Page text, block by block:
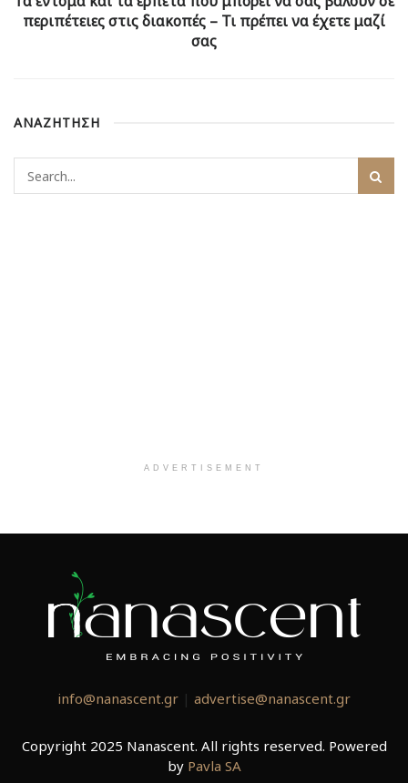
περιπέτειες στις διακοπές – Τι πρέπει να έχετε μαζί
σας
ΑΝΑΖΗΤΗΣΗ
ADVERTISEMENT
info@nanascent.gr | advertise@nanascent.gr
Copyright 2025 Nanascent. All rights reserved. Powered
by Pavla SA